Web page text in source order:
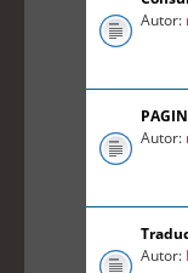
Autor:
Autor:
Autor: